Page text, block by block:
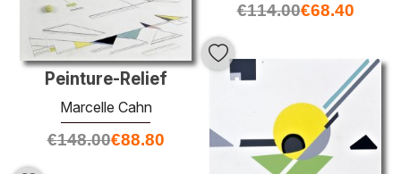
€114.00€68.40
Peinture-Relief
Marcelle Cahn
€148.00€88.80